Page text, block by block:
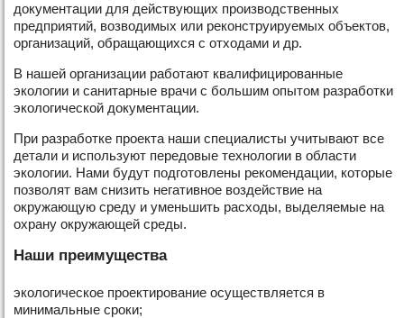
документации для действующих производственных
предприятий, возводимых или реконструируемых объектов,
организаций, обращающихся с отходами и др.
В нашей организации работают квалифицированные
экологии и санитарные врачи с большим опытом разработки
экологической документации.
При разработке проекта наши специалисты учитывают все
детали и используют передовые технологии в области
экологии. Нами будут подготовлены рекомендации, которые
позволят вам снизить негативное воздействие на
окружающую среду и уменьшить расходы, выделяемые на
охрану окружающей среды.
Наши преимущества
экологическое проектирование осуществляется в
минимальные сроки;